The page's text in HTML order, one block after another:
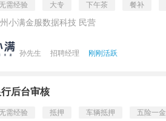
需经验 大专 下午茶 餐补
小满金服数据科技 民营
孙先生 招聘经理 刚刚活跃
后台审核
需经验 抵押 车辆抵押 五险一金